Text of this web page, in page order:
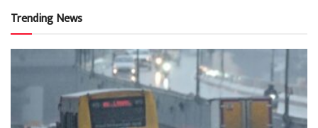
Trending News